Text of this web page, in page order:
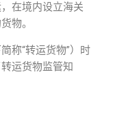
在境内设立海关
物。
称“转运货物”）时
运货物监管知